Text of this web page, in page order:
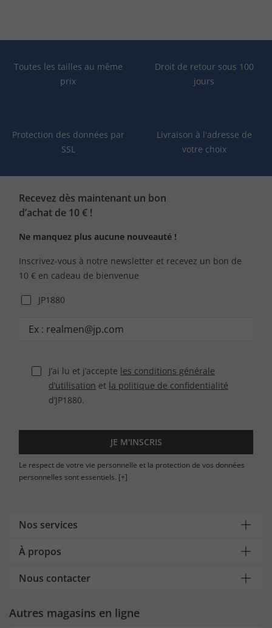
Toutes les tailles au même
prix
Droit de retour sous 100
jours
Protection des données par
SSL
Livraison à l'adresse de
votre choix
Recevez dès maintenant un bon
d’achat de 10 € !
Ne manquez plus aucune nouveauté !
Inscrivez-vous à notre newsletter et recevez un bon de
10 € en cadeau de bienvenue
JP1880
J’ai lu et j’accepte les conditions générale
d’utilisation et la politique de confidentialité
d’JP1880.
JE M'INSCRIS
Le respect de votre vie personnelle et la protection de vos données
personnelles sont essentiels. [+]
Nos services
À propos
Nous contacter
Autres magasins en ligne